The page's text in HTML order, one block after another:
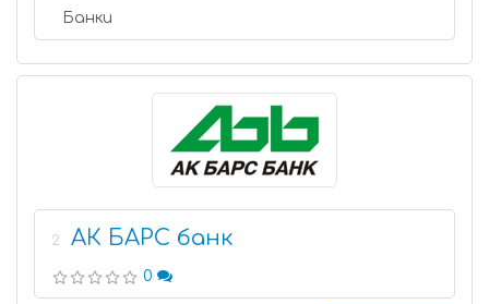
Банки
2 АК БАРС банк
0